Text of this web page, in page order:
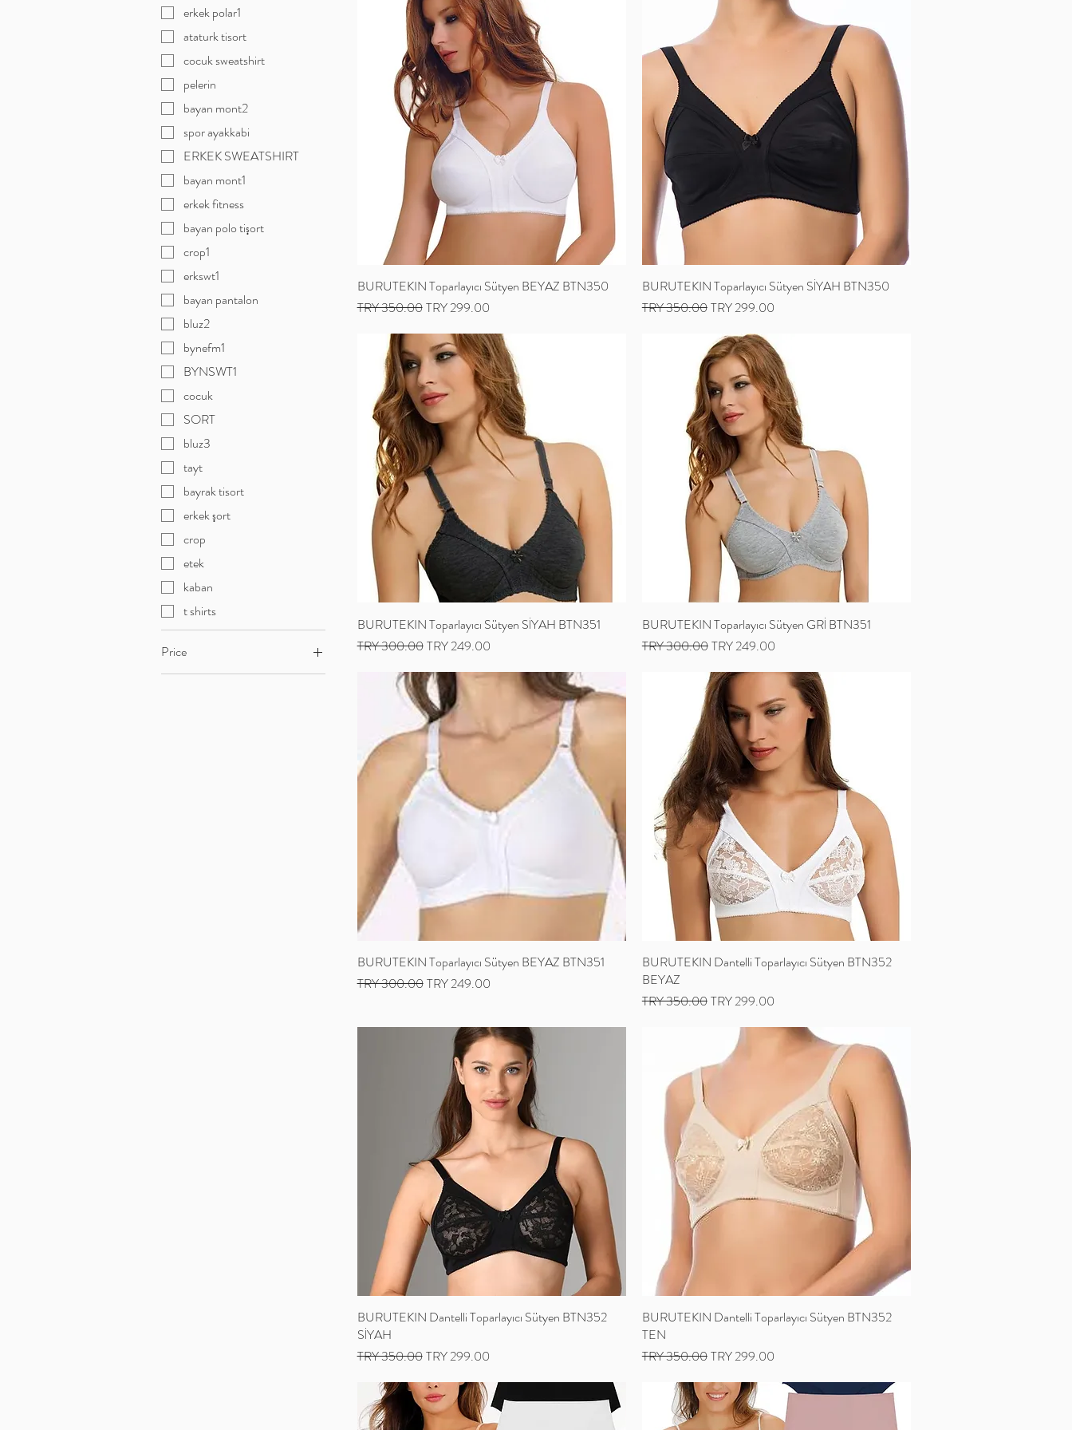
erkek polar1
ataturk tisort
cocuk sweatshirt
pelerin
bayan mont2
spor ayakkabi
ERKEK SWEATSHIRT
bayan mont1
erkek fitness
bayan polo tişort
crop1
erkswt1
bayan pantalon
bluz2
bynefm1
BYNSWT1
cocuk
SORT
bluz3
tayt
bayrak tisort
erkek şort
crop
etek
kaban
t shirts
Price
BURUTEKIN Toparlayıcı Sütyen BEYAZ BTN350
Regular Price
TRY 350.00Sale Price
TRY 299.00
BURUTEKIN Toparlayıcı Sütyen SİYAH BTN350
Regular Price
TRY 350.00Sale Price
TRY 299.00
BURUTEKIN Toparlayıcı Sütyen SİYAH BTN351
Regular Price
TRY 300.00Sale Price
TRY 249.00
BURUTEKIN Toparlayıcı Sütyen GRİ BTN351
Regular Price
TRY 300.00Sale Price
TRY 249.00
BURUTEKIN Toparlayıcı Sütyen BEYAZ BTN351
Regular Price
TRY 300.00Sale Price
TRY 249.00
BURUTEKIN Dantelli Toparlayıcı Sütyen BTN352
BEYAZ
Regular Price
TRY 350.00Sale Price
TRY 299.00
BURUTEKIN Dantelli Toparlayıcı Sütyen BTN352
SİYAH
Regular Price
TRY 350.00Sale Price
TRY 299.00
BURUTEKIN Dantelli Toparlayıcı Sütyen BTN352
TEN
Regular Price
TRY 350.00Sale Price
TRY 299.00